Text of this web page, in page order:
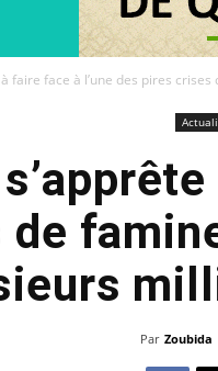
faire face à l’une des pires crises
Par Zoubida